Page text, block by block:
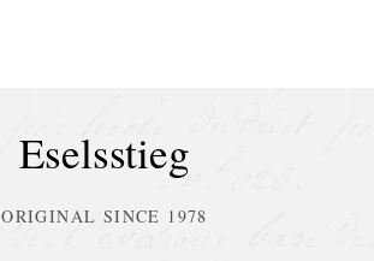
Eselsstieg
ORIGINAL SINCE 1978